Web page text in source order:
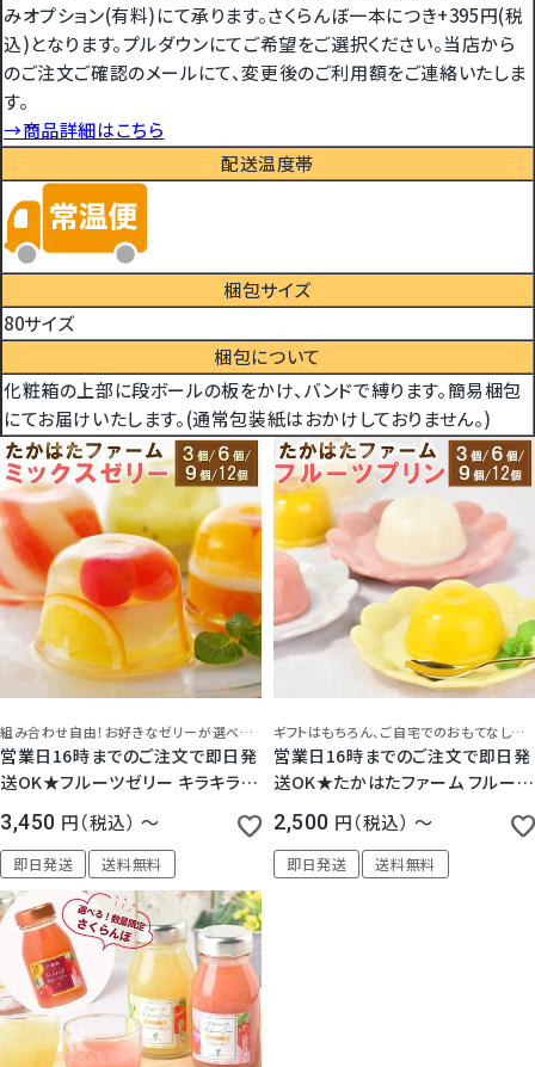
みオプション(有料)にて承ります。さくらんぼ一本につき+395円(税
込)となります。プルダウンにてご希望をご選択ください。当店から
のご注文ご確認のメールにて、変更後のご利用額をご連絡いたしま
す。
→商品詳細はこちら
配送温度帯
梱包サイズ
80サイズ
梱包について
化粧箱の上部に段ボールの板をかけ、バンドで縛ります。簡易梱包
にてお届けいたします。(通常包装紙はおかけしておりません。)
組み合わせ自由！お好きなゼリーが選べます
営業日16時までのご注文で即日発
送OK★フルーツゼリー キラキラ輝
ー 3個 / 6個 / 9個 / 12個 セット
即日発送 送料無料
3,450 税込 〜
ギフトはもちろん、ご自宅でのおもてなしデザートにもぴったり！
営業日16時までのご注文で即日発
送OK★たかはたファーム フルーツ
ト
即日発送 送料無料
2,500 税込 〜